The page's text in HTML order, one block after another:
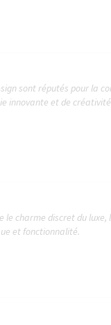
sont réputés pour la
innovante et de
le charme discret du
et fonctionnalité.